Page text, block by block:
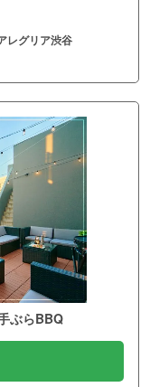
レグリア渋谷
ぶらBBQ